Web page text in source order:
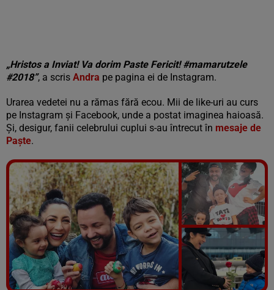
„Hristos a Inviat! Va dorim Paste Fericit! #mamarutzele
#2018”, a scris Andra pe pagina ei de Instagram.
Urarea vedetei nu a rămas fără ecou. Mii de like-uri au curs
pe Instagram și Facebook, unde a postat imaginea haioasă.
Și, desigur, fanii celebrului cuplui s-au întrecut în mesaje de
Paște.